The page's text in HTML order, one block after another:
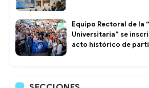
Equipo Rectoral de la
Universitaria” se
acto histórico de